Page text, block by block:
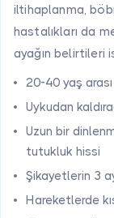
iltihaplanma,
hastalıkları da
ayağın belirtileri
20-40 yaş
Uykudan
Uzun bir
tutukluk hissi
Şikayetlerin 3
Hareketlerde